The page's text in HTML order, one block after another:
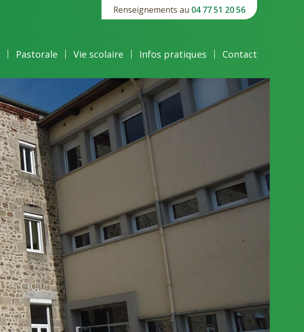
Renseignements au 04 77 51 20 56
Pastorale Vie scolaire Infos pratiques Contact